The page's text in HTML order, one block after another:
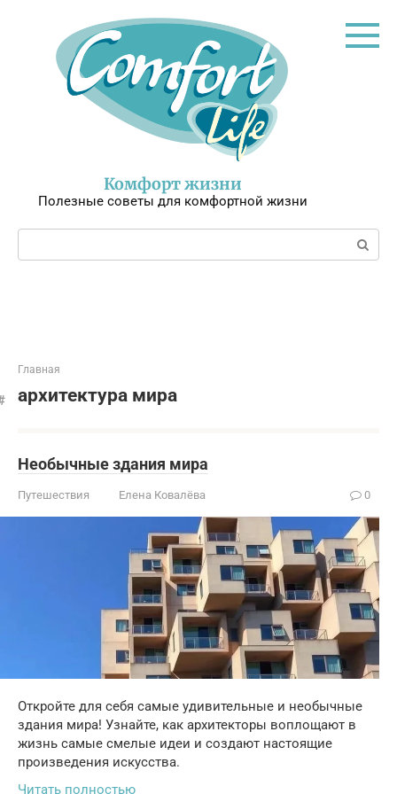
Комфорт жизни
Полезные советы для комфортной жизни
Поиск:
Главная
архитектура мира
Необычные здания мира
Путешествия Елена Ковалёва 0
Откройте для себя самые удивительные и необычные
здания мира! Узнайте, как архитекторы воплощают в
жизнь самые смелые идеи и создают настоящие
произведения искусства.
Читать полностью